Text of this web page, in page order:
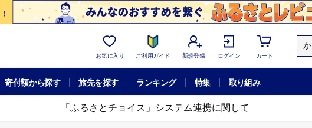
お気に入り ご利用ガイド 新規登録 ログイン カート
寄付額から探す 旅先を探す ランキング 特集 取り組み
「ふるさとチョイス」システム連携に関して